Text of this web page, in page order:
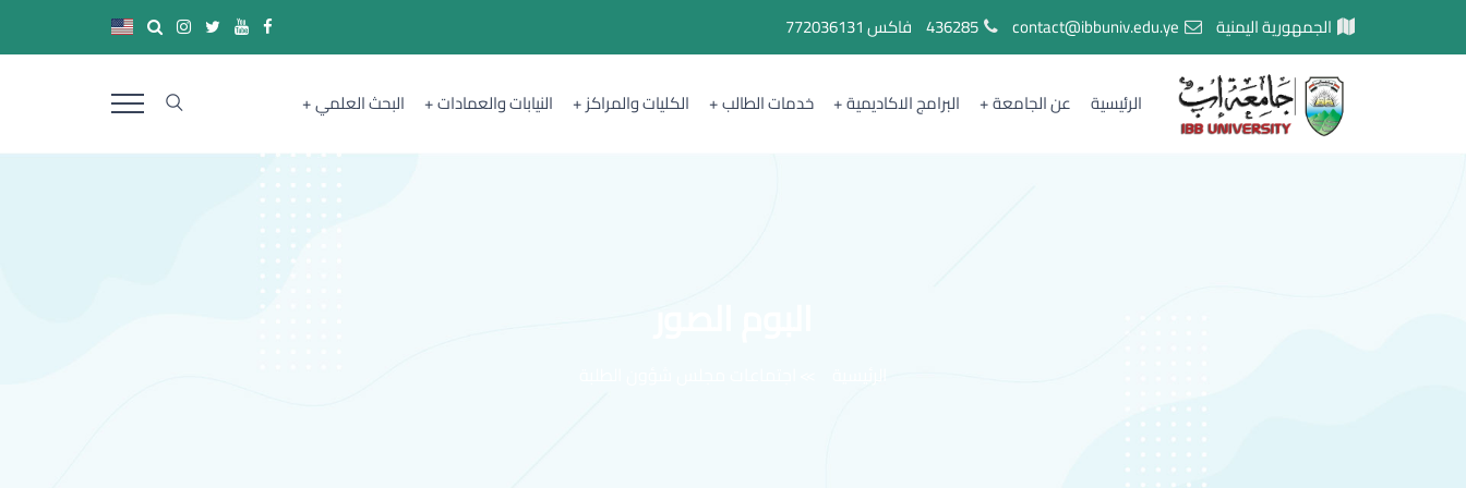
الجمهورية اليمنية contact@ibbuniv.edu.ye
436285 فاكس772036131
الرئيسية عن الجامعة البرامج الاكاديمية خدمات الطالب الكليات والمراكز النيابات والعمادات البحث العلمي